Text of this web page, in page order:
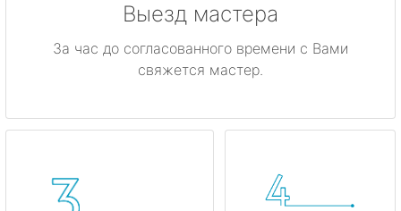
Выезд мастера
За час до согласованного времени с Вами
свяжется мастер.